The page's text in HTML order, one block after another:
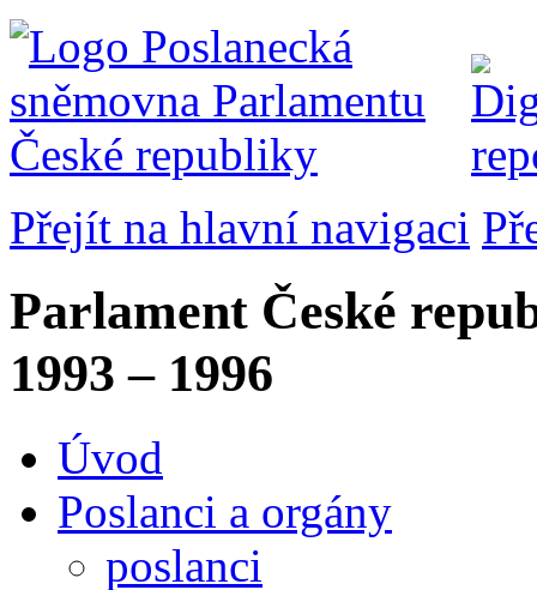
Přejít na hlavní navigaci
Parlament České
1993 – 1996
Úvod
Poslanci a orgány
poslanci